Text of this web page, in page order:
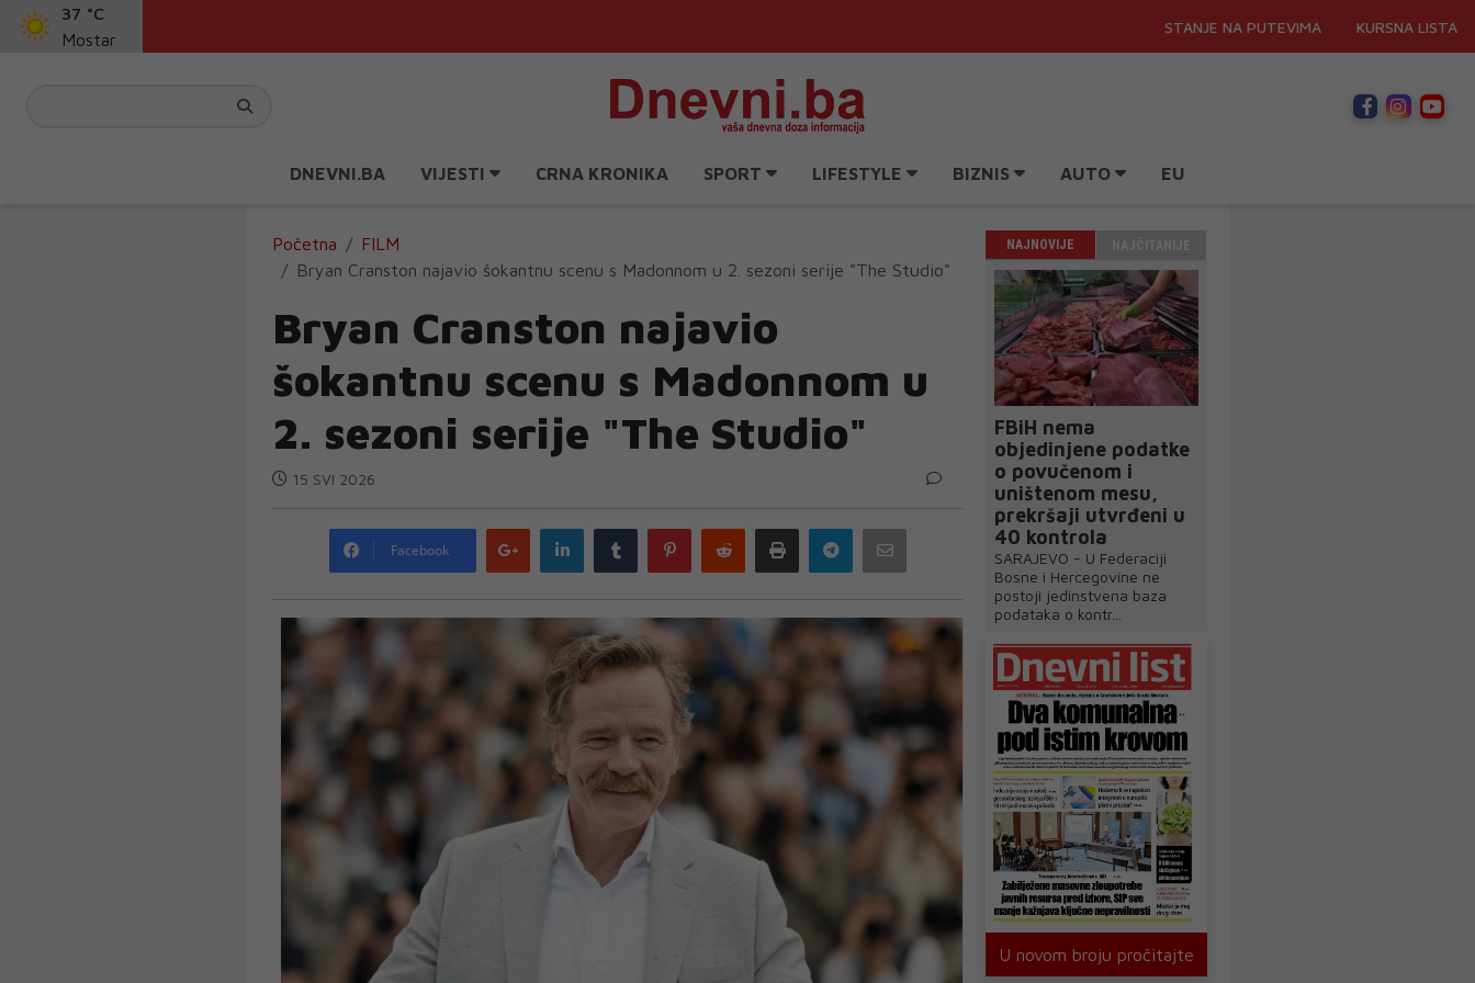
37 °C
Mostar
STANJE NA PUTEVIMA KURSNA LISTA
DNEVNI.BA VIJESTI CRNA KRONIKA SPORT LIFESTYLE BIZNIS AUTO EU
Početna
FILM
Bryan Cranston najavio šokantnu scenu s Madonnom u 2. sezoni serije "The Studio"
Bryan Cranston najavio
šokantnu scenu s Madonnom u
2. sezoni serije "The Studio"
15 SVI 2026
Facebook
Google
plus
LinkedIn Tumblr PinterestReddit Print Telegram
NAJNOVIJE
FBiH nema
objedinjene podatke
o povučenom i
uništenom mesu,
prekršaji utvrđeni u
40 kontrola
SARAJEVO - U Federaciji
Bosne i Hercegovine ne
postoji jedinstvena baza
podataka o kontr...
U novom broju pročitajte